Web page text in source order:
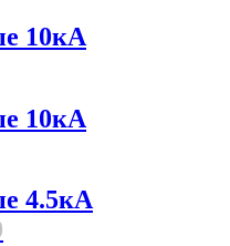
10кА
10кА
4.5кА